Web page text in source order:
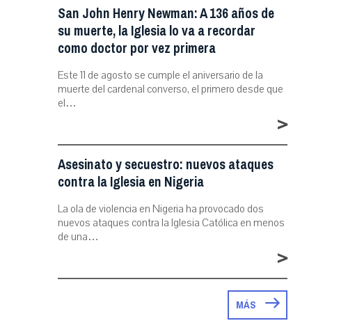
San John Henry Newman: A 136 años de
su muerte, la Iglesia lo va a recordar
como doctor por vez primera
Este 11 de agosto se cumple el aniversario de la
muerte del cardenal converso, el primero desde que
el…
>
Asesinato y secuestro: nuevos ataques
contra la Iglesia en Nigeria
La ola de violencia en Nigeria ha provocado dos
nuevos ataques contra la Iglesia Católica en menos
de una…
>
MÁS